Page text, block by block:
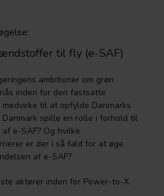
til fly (e-SAF)
ambitioner om grøn
inden for den fastsatte
til at opfylde Danmarks
Danmark spille en rolle i forhold til
e-SAF? Og hvilke
er der i så fald for at øge
af e-SAF?
aktører inden for Power-to-X.